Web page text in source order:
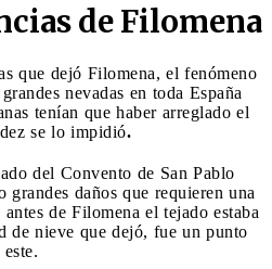
de Filomena
que dejó Filomena, el fenómeno
nevadas en toda España
tenían que haber arreglado el
se lo impidió.
del Convento de San Pablo
daños que requieren una
de Filomena el tejado estaba
de nieve que dejó, fue un punto